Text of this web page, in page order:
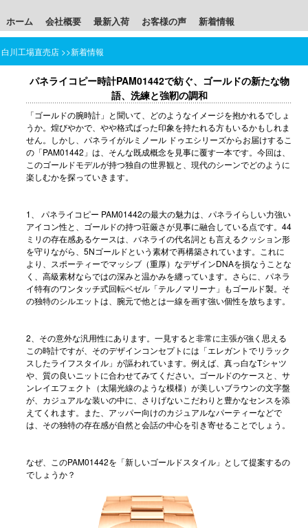
ホーム 会社概要 最新入荷 お客様の声 新着情報
白川工場直売店 >>新着情報
パネライコピー時計PAM01442で紡ぐ、ゴールドの新たな物
語、洗練と強靭の調和
「ゴールドの腕時計」と聞いて、どのようなイメージを抱かれるでしょ
うか。煌びやかで、やや格式ばった印象を持たれる方もいるかもしれま
せん。しかし、パネライがルミノール ドゥエシリーズからお届けするこ
の「PAM01442」は、そんな既成概念を見事に覆す一本です。今回は、
このゴールドモデルが持つ独自の世界観と、現代のシーンでどのように
楽しむかを探っていきます。
1、 パネライコピー PAM01442の最大の魅力は、パネライらしい力強い
アイコン性と、ゴールドの持つ荘厳さが見事に融合している点です。44
ミリの存在感あるケースは、パネライの代名詞とも言えるクッション形
を守りながら、5Nゴールドという素材で再構築されています。これに
より、スポーティーでマッシブ（重厚）なデザインDNAを損なうことな
く、高級素材ならではの深みと温かみを纏っています。さらに、パネラ
イ特有のワンタッチ式回転ベゼル「テルノマリーナ」もゴールド製。そ
の独特のシルエットは、腕元で他とは一線を画す強い個性を放ちます。
2、その意外な汎用性にあります。一見すると非常に主張が強く思える
この時計ですが、そのデザインコンセプトには「エレガントでリラック
スしたライフスタイル」が謳われています。例えば、真っ白なTシャツ
や、質の良いニットに合わせてみてください。ゴールドのケースと、サ
ンレイエフェクト（太陽光線のような模様）が美しいブラウンの文字盤
が、カジュアルな装いの中に、さりげないこだわりと豊かなセンスを添
えてくれます。また、アッパー向けのカジュアルなパーティーなどで
は、その独特の存在感が自然と会話の中心を引き寄せることでしょう。
なぜ、このPAM01442を「新しいゴールドスタイル」として提案するの
でしょうか？